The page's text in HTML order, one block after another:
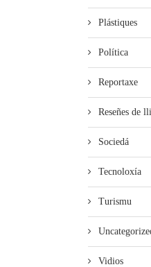
Plástiques
Política
Reportaxe
Reseñes de
Sociedá
Tecnoloxía
Turismu
Vidios